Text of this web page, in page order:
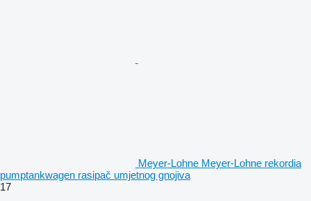
Meyer-Lohne Meyer-Lohne rekordia
pumptankwagen rasipač umjetnog gnojiva
17